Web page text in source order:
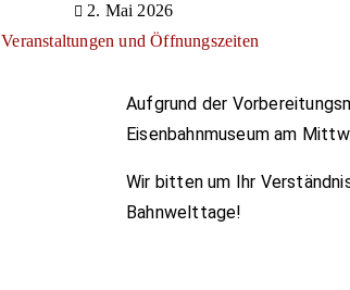
2. Mai 2026
Veranstaltungen und Öffnungszeiten
Aufgrund der
Eisenbahnmuseum am
Wir bitten um Ihr
Bahnwelttage!